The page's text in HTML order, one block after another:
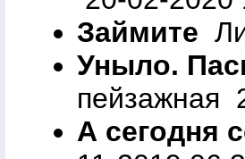
Займите
Уныло.
пейзажная
А сегодня